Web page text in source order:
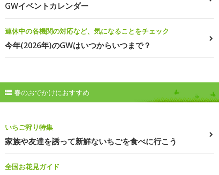
GWイベントカレンダー
連休中の各機関の対応など、気になることをチェック
今年(2026年)のGWはいつからいつまで？
春のおでかけにおすすめ
いちご狩り特集
家族や友達を誘って新鮮ないちごを食べに行こう
全国お花見ガイド